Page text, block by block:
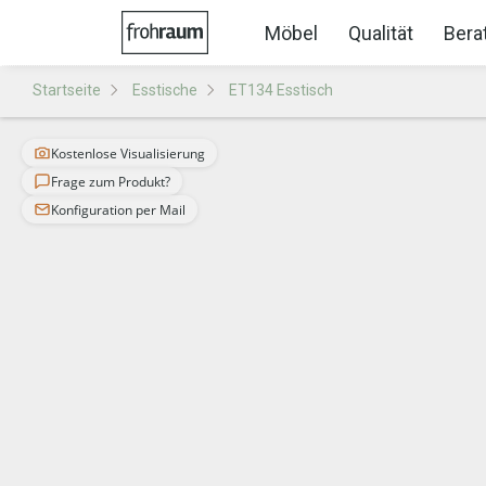
Möbel Qualität
Startseite Esstische ET134 Esstisch
Kostenlose Visualisierung
Frage zum Produkt?
Konfiguration per Mail